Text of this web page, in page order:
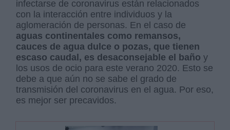
infectarse de coronavirus están relacionados
con la interacción entre individuos y la
aglomeración de personas. En el caso de
aguas continentales como remansos,
cauces de agua dulce o pozas, que tienen
escaso caudal, es desaconsejable el baño y
los usos de ocio para este verano 2020. Esto se
debe a que aún no se sabe el grado de
transmisión del coronavirus en el agua. Por eso,
es mejor ser precavidos.